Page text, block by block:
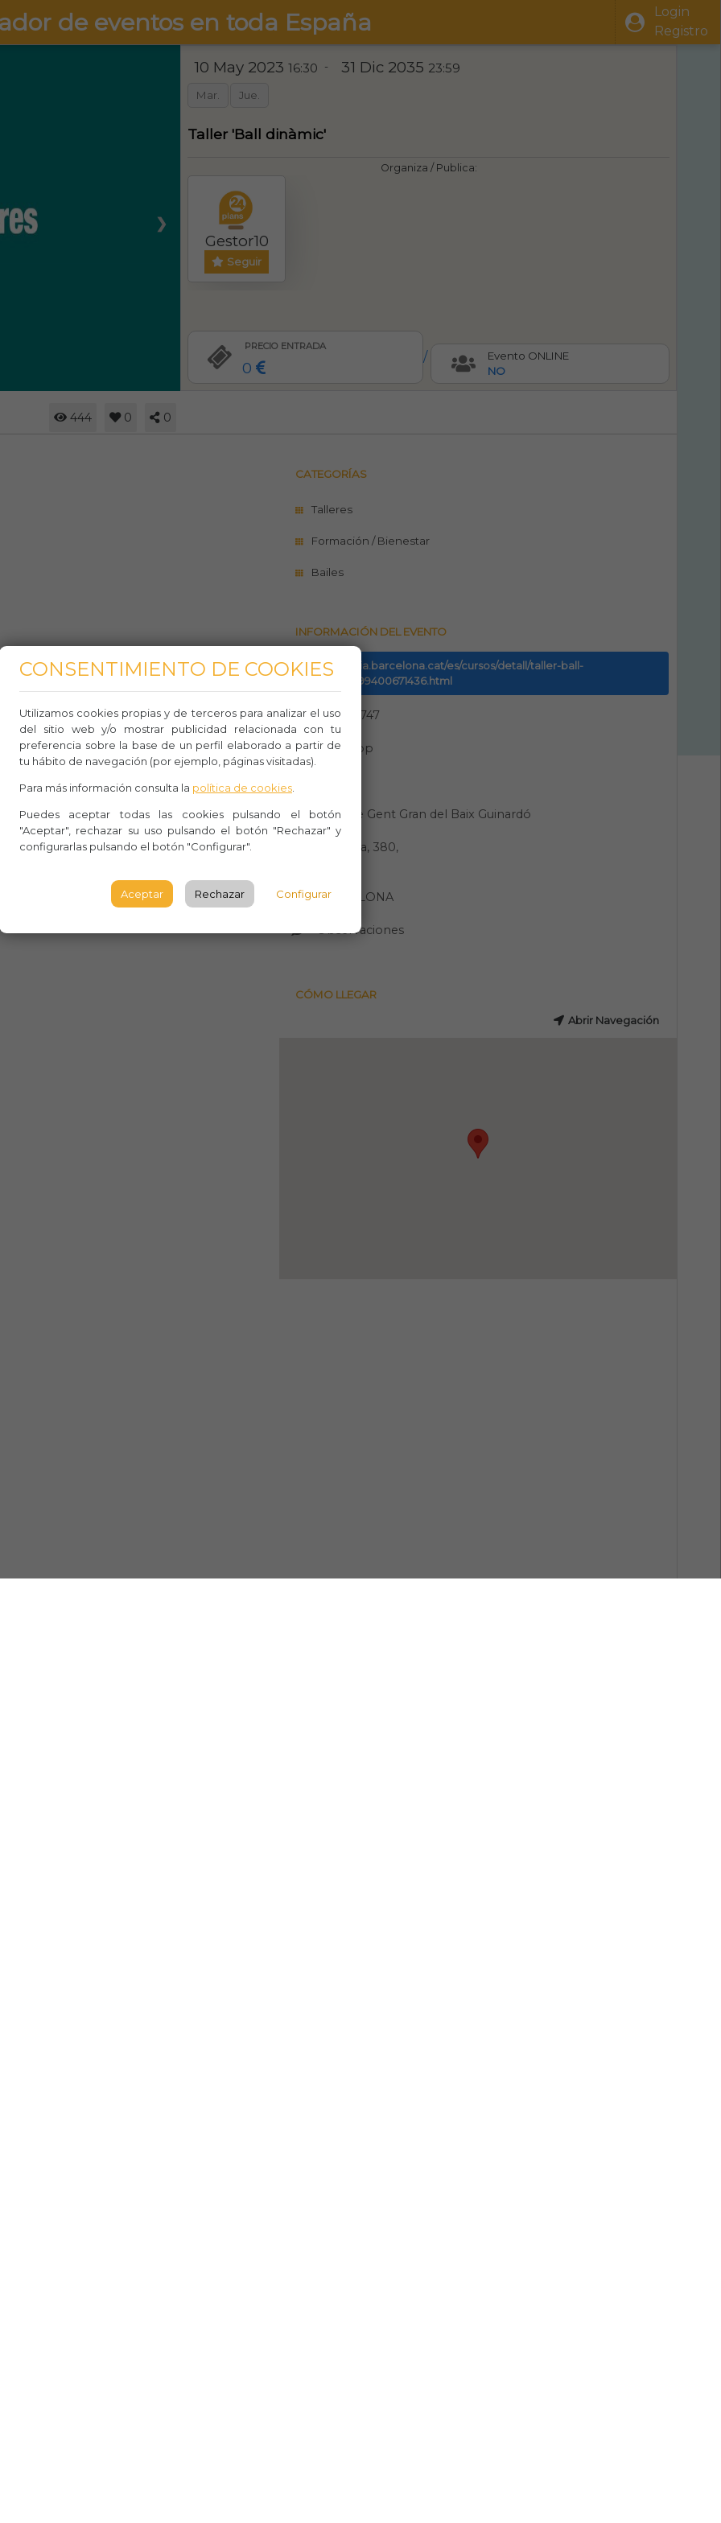
de eventos en toda España
Login
Registro
❯
10 May 2023 16:30 - 31 Dic 2035 23:59
Mar. Jue.
Taller 'Ball dinàmic'
Organiza / Publica:
Gestor10
Seguir
PRECIO ENTRADA
0
/
Evento ONLINE
NO
444 0 0
CATEGORÍAS
Talleres
Formación / Bienestar
Bailes
INFORMACIÓN DEL EVENTO
https://guia.barcelona.cat/es/cursos/detall/taller-ball-
dinamic_99400671436.html
934502747
Whasapp
Casal de Gent Gran del Baix Guinardó
C Marina, 380,
BARCELONA
Observaciones
CÓMO LLEGAR
Abrir Navegación
CONSENTIMIENTO DE COOKIES
Utilizamos cookies propias y de terceros para analizar el uso
del sitio web y/o mostrar publicidad relacionada con tu
preferencia sobre la base de un perfil elaborado a partir de
tu hábito de navegación (por ejemplo, páginas visitadas).
Para más información consulta la política de cookies
Puedes aceptar todas las cookies pulsando el botón
"Aceptar", rechazar su uso pulsando el botón "Rechazar" y
configurarlas pulsando el botón "Configurar".
Aceptar Rechazar Configurar